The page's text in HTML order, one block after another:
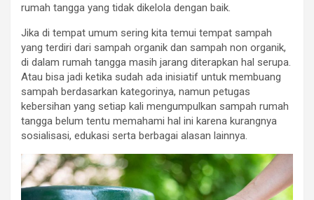
rumah tangga yang tidak dikelola dengan baik.
Jika di tempat umum sering kita temui tempat sampah
yang terdiri dari sampah organik dan sampah non organik,
di dalam rumah tangga masih jarang diterapkan hal serupa.
Atau bisa jadi ketika sudah ada inisiatif untuk membuang
sampah berdasarkan kategorinya, namun petugas
kebersihan yang setiap kali mengumpulkan sampah rumah
tangga belum tentu memahami hal ini karena kurangnya
sosialisasi, edukasi serta berbagai alasan lainnya.